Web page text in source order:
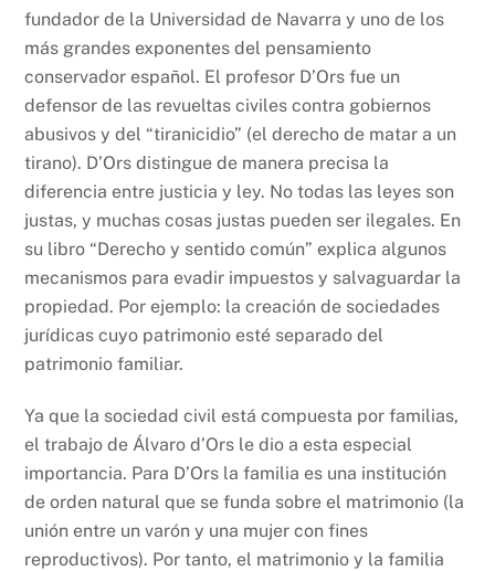
fundador de la Universidad de Navarra y uno de los
más grandes exponentes del pensamiento
conservador español. El profesor D’Ors fue un
defensor de las revueltas civiles contra gobiernos
abusivos y del “tiranicidio” (el derecho de matar a un
tirano). D’Ors distingue de manera precisa la
diferencia entre justicia y ley. No todas las leyes son
justas, y muchas cosas justas pueden ser ilegales. En
su libro “Derecho y sentido común” explica algunos
mecanismos para evadir impuestos y salvaguardar la
propiedad. Por ejemplo: la creación de sociedades
jurídicas cuyo patrimonio esté separado del
patrimonio familiar.
Ya que la sociedad civil está compuesta por familias,
el trabajo de Álvaro d’Ors le dio a esta especial
importancia. Para D’Ors la familia es una institución
de orden natural que se funda sobre el matrimonio (la
unión entre un varón y una mujer con fines
reproductivos). Por tanto, el matrimonio y la familia